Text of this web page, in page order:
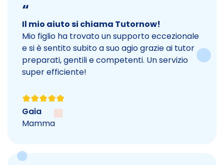
“
Il mio aiuto si chiama Tutornow!
Mio figlio ha trovato un supporto eccezionale
e si è sentito subito a suo agio grazie ai tutor
preparati, gentili e competenti. Un servizio
super efficiente!
Gaia
Mamma